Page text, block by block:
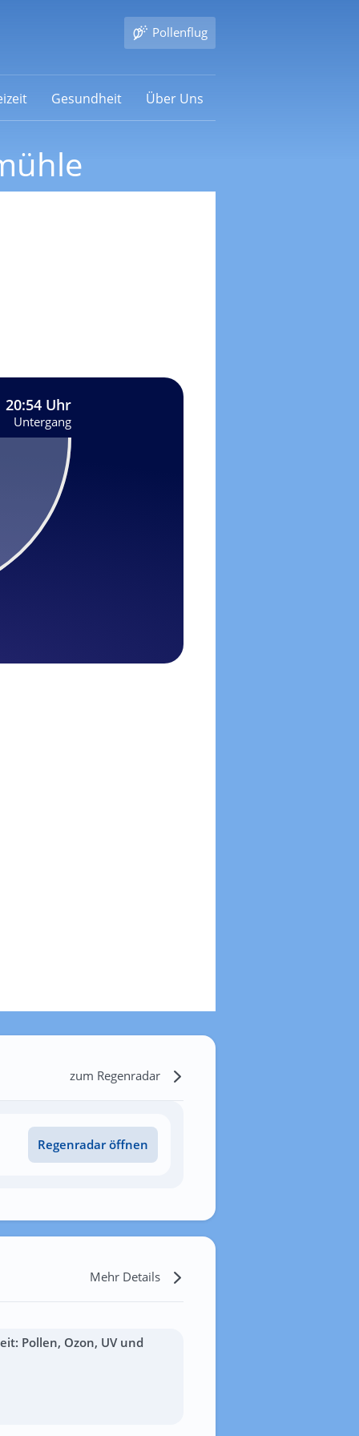
Pollenflug
Gesundheit Über Uns
20:54 Uhr
Untergang
zum Regenradar
Regenradar öffnen
Mehr Details
Pollen, Ozon, UV und